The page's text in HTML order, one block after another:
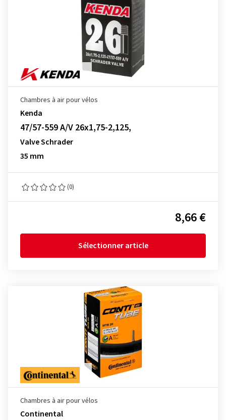
Chambres à air pour vélos
Kenda
47/57-559 A/V 26x1,75-2,125,
Valve Schrader
35 mm
(0)
8,66 €
Sélectionner article
Chambres à air pour vélos
Continental